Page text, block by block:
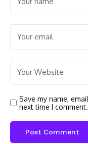
Save my name,
next time I comment.